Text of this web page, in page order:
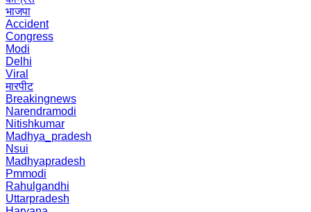
भाजपा
Accident
Congress
Modi
Delhi
Viral
मारपीट
Breakingnews
Narendramodi
Nitishkumar
Madhya_pradesh
Nsui
Madhyapradesh
Pmmodi
Rahulgandhi
Uttarpradesh